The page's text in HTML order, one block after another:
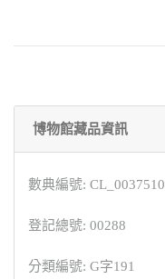
博物館藏品資訊
數典編號: CL_0037510
登記總號: 00288
分類編號: G字191